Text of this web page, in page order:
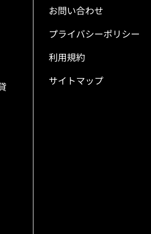
お問い合わせ
プライバシーポリシー
利用規約
サイトマップ